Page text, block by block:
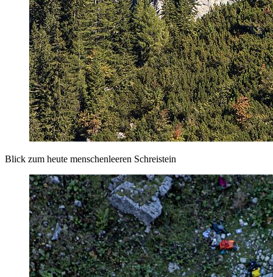
Blick zum heute menschenleeren Schreistein